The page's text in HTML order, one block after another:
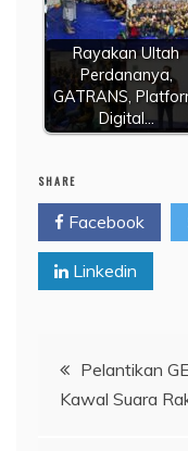
Rayakan Ultah
Perdananya,
GATRANS,
Digital…
SHARE
Facebook
Linkedin
Navigasi
pos
Pelantikan
Kawal Suara